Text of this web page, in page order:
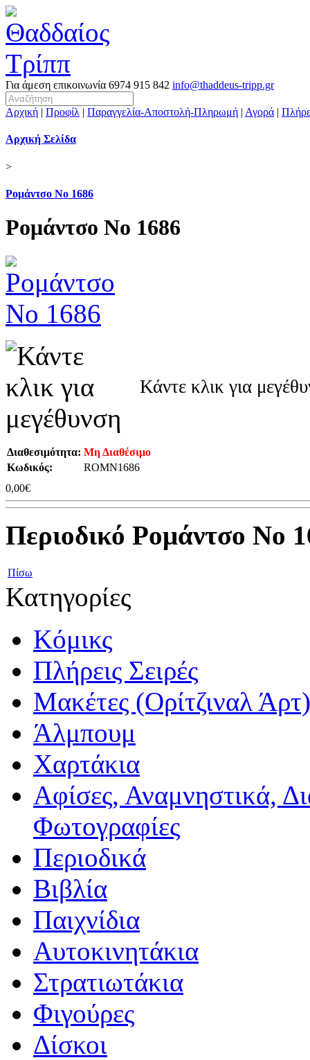
Για άμεση επικοινωνία 6974 915 842 info@thaddeus-tripp.gr
Αρχική | Προφίλ | Παραγγελία-Αποστολή-Πληρωμή | Αγορά |
Αρχική Σελίδα
>
Ρομάντσο Νο 1686
Ρομάντσο Νο 1686
Κάντε κλικ για
Διαθεσιμότητα: Μη Διαθέσιμο
Κωδικός:
ROMN1686
0,00€
Περιοδικό Ρομάντσο Νο
Πίσω
Κατηγορίες
Κόμικς
Πλήρεις Σειρές
Μακέτες (Ορίτζιναλ Άρτ)
Άλμπουμ
Χαρτάκια
Αφίσες, Αναμνηστικά,
Φωτογραφίες
Περιοδικά
Βιβλία
Παιχνίδια
Αυτοκινητάκια
Στρατιωτάκια
Φιγούρες
Δίσκοι